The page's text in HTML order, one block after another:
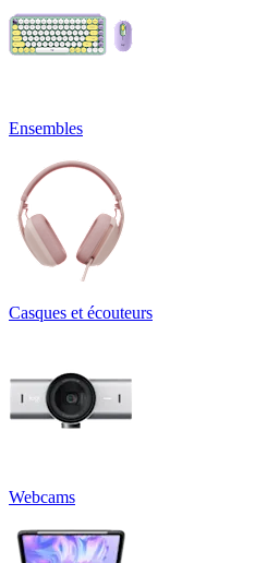
Ensembles
Casques et écouteurs
Webcams